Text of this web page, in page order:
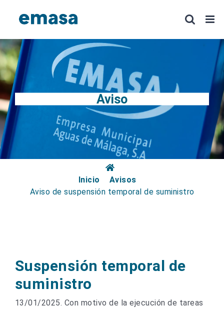
Aviso
Inicio
Avisos
Aviso de suspensión temporal de suministro
Suspensión temporal de
suministro
13/01/2025. Con motivo de la ejecución de tareas